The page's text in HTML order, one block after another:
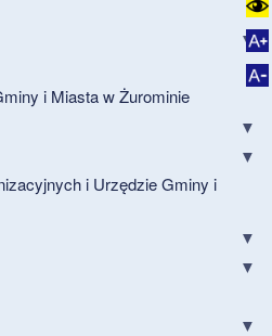
i Miasta w Żurominie
i Urzędzie Gminy i